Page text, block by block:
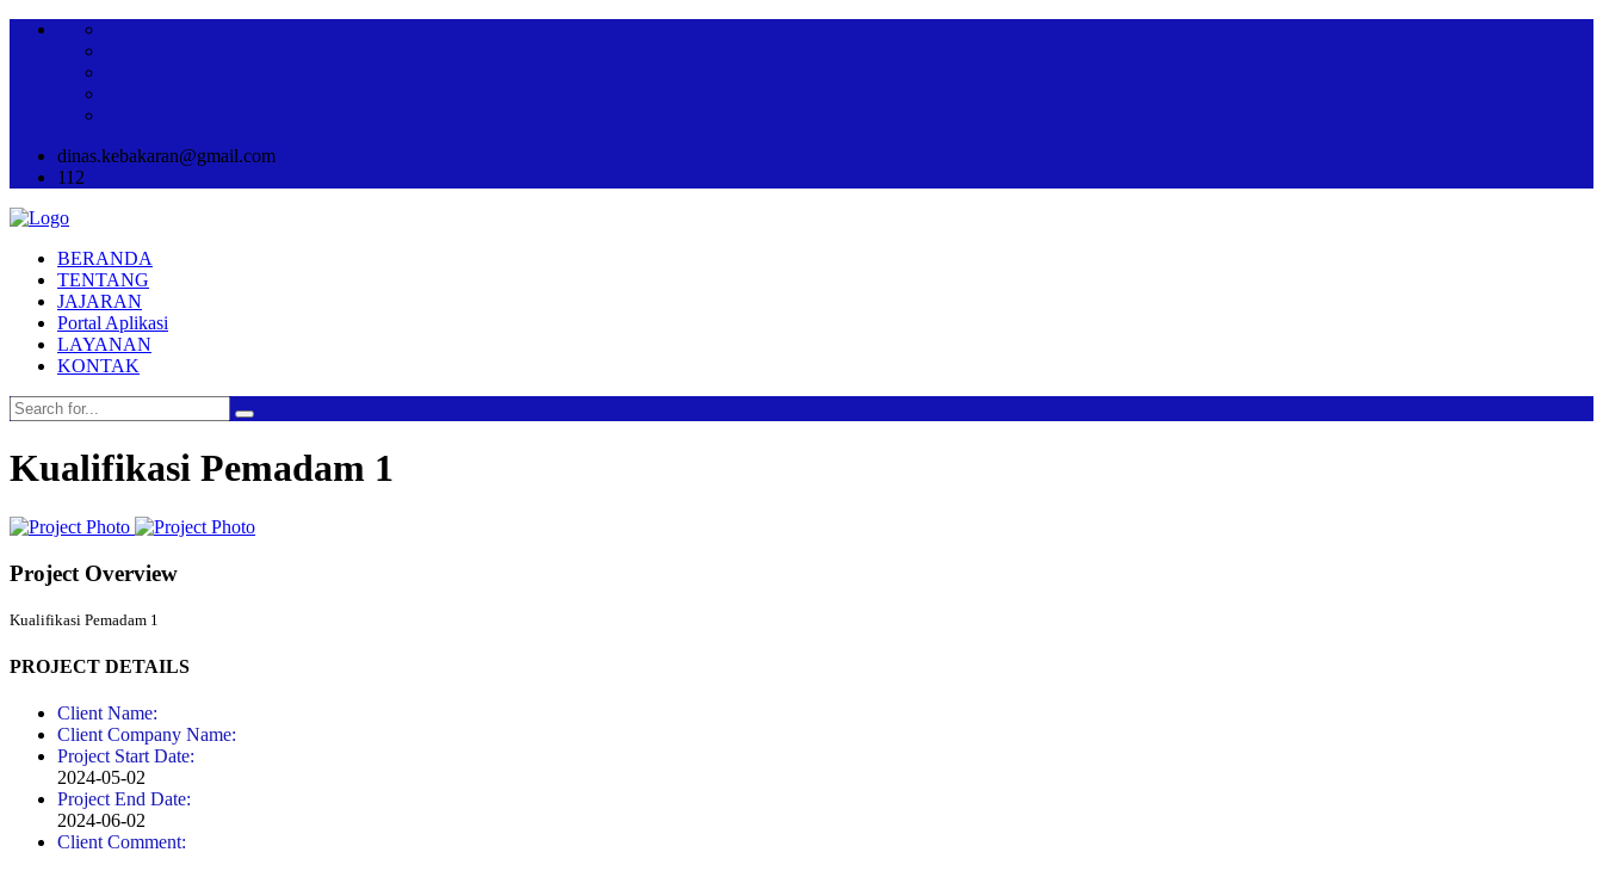
dinas.kebakaran@gmail.com
112
BERANDA
TENTANG
JAJARAN
Portal Aplikasi
LAYANAN
KONTAK
Kualifikasi Pemadam 1
Project Overview
Kualifikasi Pemadam 1
PROJECT DETAILS
Client Name:
Client Company Name:
Project Start Date:
2024-05-02
Project End Date:
2024-06-02
Client Comment: